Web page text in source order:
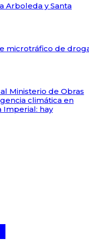
Arboleda y Santa
microtráfico de
Ministerio de Obras
climática en
hay